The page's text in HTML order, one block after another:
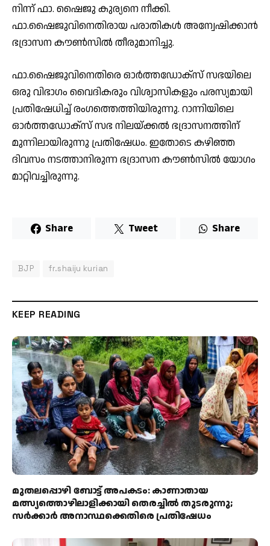
നിന്ന് ഫാ. ഷൈജു കുര്യനെ നീക്കി.
ഫാ.ഷൈജുവിനെതിരായ പരാതികള്‍ അന്വേഷിക്കാന്‍
ഭദ്രാസന കൗണ്‍സില്‍ തീരുമാനിച്ചു.
ഫാ.ഷൈജുവിനെതിരെ ഓര്‍ത്തഡോക്‌സ് സഭയിലെ
ഒരു വിഭാഗം വൈദികരും വിശ്വാസികളും പരസ്യമായി
പ്രതിഷേധിച്ച് രംഗത്തെത്തിയിരുന്നു. റാന്നിയിലെ
ഓര്‍ത്തഡോക്‌സ് സഭ നിലയ്ക്കല്‍ ഭദ്രാസനത്തിന്
മുന്നിലായിരുന്നു പ്രതിഷേധം. ഇതോടെ കഴിഞ്ഞ
ദിവസം നടത്താനിരുന്ന ഭദ്രാസന കൗണ്‍സില്‍ യോഗം
മാറ്റിവച്ചിരുന്നു.
Share Tweet Share
BJP fr.shaiju kurian
KEEP READING
മുതലപ്പൊഴി ബോട്ട് അപകടം: കാണാതായ
മത്സ്യത്തൊഴിലാളിക്കായി തെരച്ചിൽ തുടരുന്നു;
സർക്കാർ അനാസ്ഥക്കെതിരെ പ്രതിഷേധം